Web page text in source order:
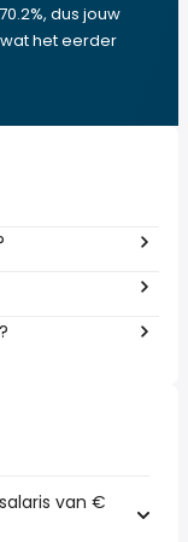
dus jouw
het eerder
van €